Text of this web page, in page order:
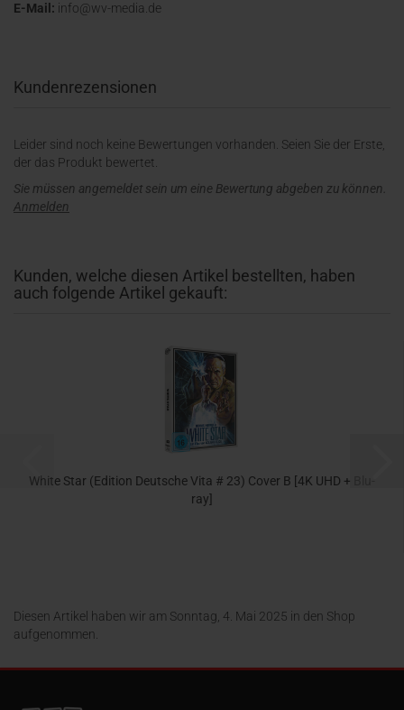
E-Mail: info@wv-media.de
Kundenrezensionen
Leider sind noch keine Bewertungen vorhanden. Seien Sie der Erste,
der das Produkt bewertet.
Sie müssen angemeldet sein um eine Bewertung abgeben zu können.
Anmelden
Kunden, welche diesen Artikel bestellten, haben
auch folgende Artikel gekauft:
White Star (Edition Deutsche Vita # 23) Cover B [4K UHD + Blu-
ray]
Diesen Artikel haben wir am Sonntag, 4. Mai 2025 in den Shop
aufgenommen.